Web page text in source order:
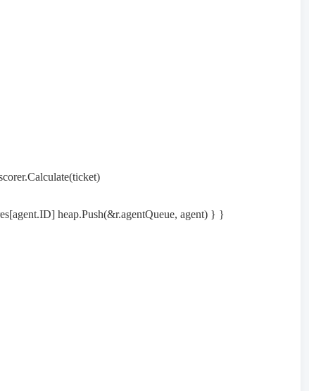
heap.Push(&r.agentQueue, agent) } }